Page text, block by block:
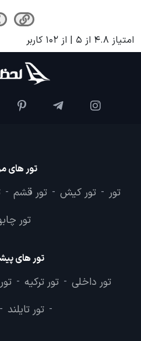
امتیاز 4.8 از 5 | از 102 کاربر
تور های
تور - تور کیش - تور قشم -
تور
تور های
تور داخلی - تور ترکیه -
- تور تایلند -